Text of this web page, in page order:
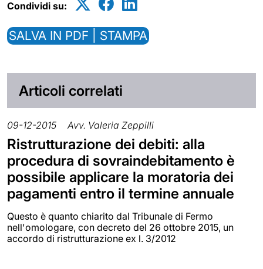
Condividi su:
SALVA IN PDF | STAMPA
Articoli correlati
09-12-2015 Avv. Valeria Zeppilli
Ristrutturazione dei debiti: alla
procedura di sovraindebitamento è
possibile applicare la moratoria dei
pagamenti entro il termine annuale
Questo è quanto chiarito dal Tribunale di Fermo
nell'omologare, con decreto del 26 ottobre 2015, un
accordo di ristrutturazione ex l. 3/2012